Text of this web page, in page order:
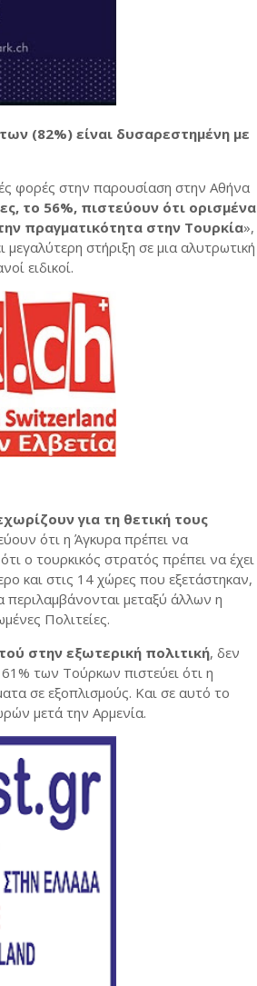
(82%) είναι δυσαρεστημένη με
φορές στην παρουσίαση στην Αθήνα
το 56%, πιστεύουν ότι ορισμένα
πραγματικότητα στην Τουρκία»,
στήριξη σε μια αλυτρωτική
ειδικοί.
για τη θετική τους
ότι η Άγκυρα πρέπει να
ο τουρκικός στρατός πρέπει να έχει
και στις 14 χώρες που εξετάστηκαν,
περιλαμβάνονται μεταξύ άλλων η
Πολιτείες.
στην εξωτερική πολιτική, δεν
των Τούρκων πιστεύει ότι η
σε εξοπλισμούς. Και σε αυτό το
μετά την Αρμενία.